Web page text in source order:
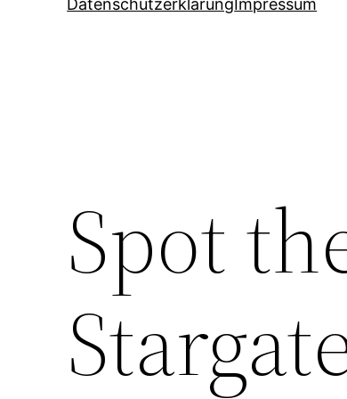
DatenschutzerklärungImpressum
Spot